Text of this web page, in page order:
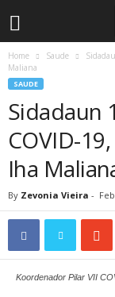
Home Saude
Maliana
SAUDE
Sidadaun
COVID-
Iha
By Zevonia Vieira -
Koordenador Pilar VII